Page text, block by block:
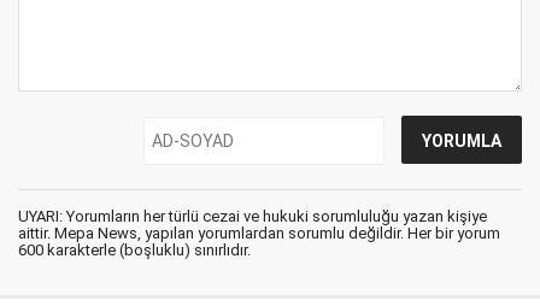
UYARI: Yorumların her türlü cezai ve hukuki sorumluluğu yazan kişiye
aittir. Mepa News, yapılan yorumlardan sorumlu değildir. Her bir yorum
600 karakterle (boşluklu) sınırlıdır.